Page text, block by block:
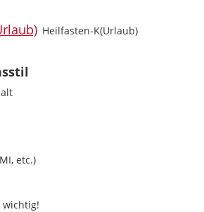
Heilfasten-K(Urlaub)
etc.)
wichtig!